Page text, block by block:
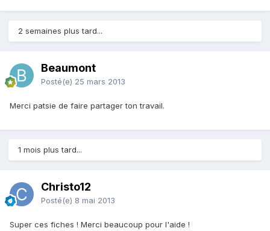
2 semaines plus tard...
Beaumont
Posté(e) 25 mars 2013
Merci patsie de faire partager ton travail.
1 mois plus tard...
Christo12
Posté(e) 8 mai 2013
Super ces fiches ! Merci beaucoup pour l'aide !